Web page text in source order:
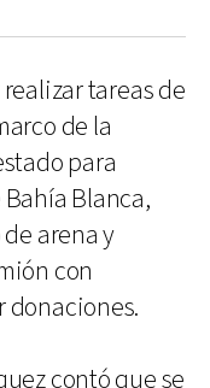
tareas de
de la
para
Blanca,
arena y
con
donaciones.
contó que se